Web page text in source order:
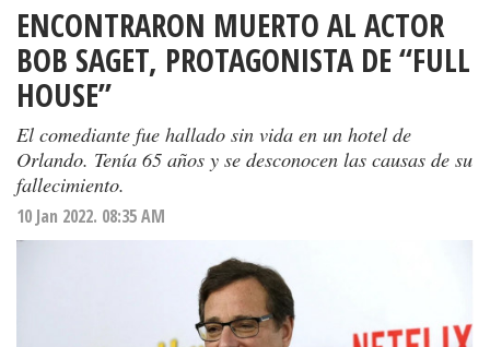
ENCONTRARON MUERTO AL ACTOR
BOB SAGET, PROTAGONISTA DE “FULL
HOUSE”
El comediante fue hallado sin vida en un hotel de
Orlando. Tenía 65 años y se desconocen las causas de su
fallecimiento.
10 Jan 2022. 08:35 AM